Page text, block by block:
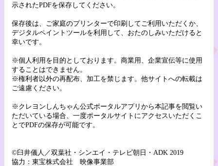
示されたPDFを保存してください。
保存後は、ご家庭のプリンターで印刷してご利用いただくか、
デジタルペイントツールを利用して、おたのしみいただけると
幸いです。
※個人利用を目的としております。商業用、企業宣伝等に使用
することはできません。
※権利者以外の再配布、加工を禁じます。他サイトへの転載は
ご遠慮ください。
※クレヨンしんちゃん公式ポータルアプリから本記事を閲覧い
ただいている場合、一度ポータルサイトにアクセスいただくこ
とでPDFの保存が可能です。
©臼井儀人／双葉社・シンエイ・テレビ朝日・ADK 2019
協力：東宝株式会社 映像事業部